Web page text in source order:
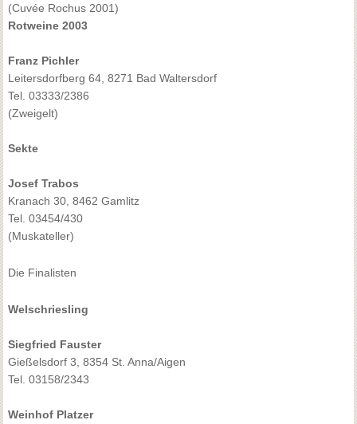
(Cuvée Rochus 2001)
Rotweine 2003
Franz Pichler
Leitersdorfberg 64, 8271 Bad Waltersdorf
Tel. 03333/2386
(Zweigelt)
Sekte
Josef Trabos
Kranach 30, 8462 Gamlitz
Tel. 03454/430
(Muskateller)
Die Finalisten
Welschriesling
Siegfried Fauster
Gießelsdorf 3, 8354 St. Anna/Aigen
Tel. 03158/2343
Weinhof Platzer